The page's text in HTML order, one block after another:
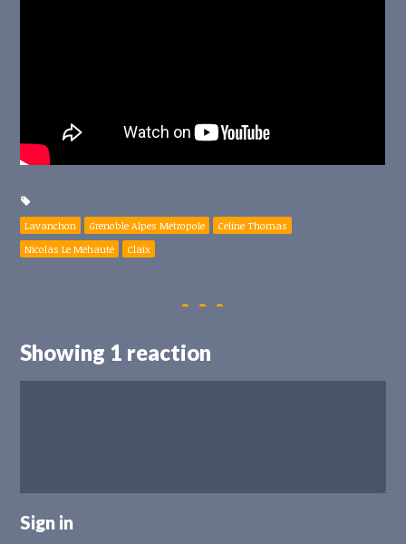
Lavanchon Grenoble Alpes Métropole
Céline Thomas
Nicolas Le Méhauté
Claix
Showing 1 reaction
Sign in